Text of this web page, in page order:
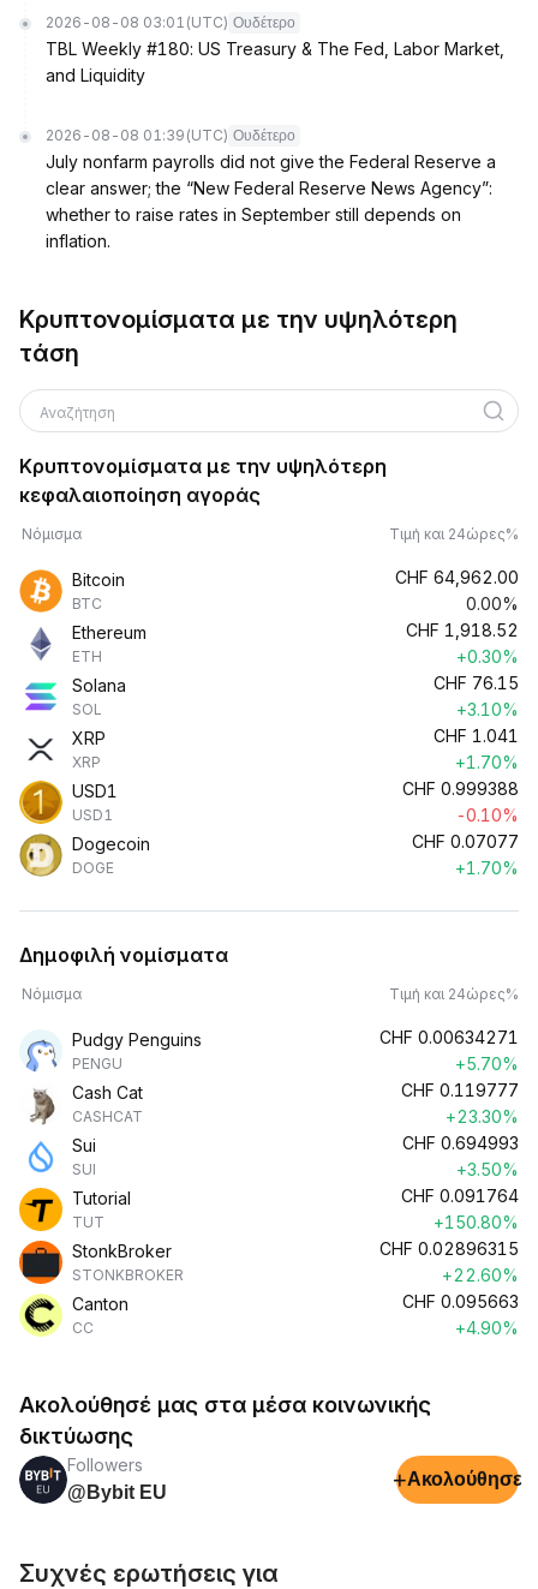
2026-08-08 03:01 (UTC) Ουδέτερο
TBL Weekly #180: US Treasury & The Fed, Labor Market,
and Liquidity
2026-08-08 01:39 (UTC) Ουδέτερο
July nonfarm payrolls did not give the Federal Reserve a
clear answer; the “New Federal Reserve News Agency”:
whether to raise rates in September still depends on
inflation.
Κρυπτονομίσματα με την υψηλότερη
τάση
Αναζήτηση
Κρυπτονομίσματα με την υψηλότερη
κεφαλαιοποίηση αγοράς
Νόμισμα Τιμή και 24ώρες%
Bitcoin
BTC
CHF 64,962.00
0.00%
Ethereum
ETH
CHF 1,918.52
+0.30%
Solana
SOL
CHF 76.15
+3.10%
XRP
XRP
CHF 1.041
+1.70%
USD1
USD1
CHF 0.999388
-0.10%
Dogecoin
DOGE
CHF 0.07077
+1.70%
Δημοφιλή νομίσματα
Νόμισμα Τιμή και 24ώρες%
Pudgy Penguins
PENGU
CHF 0.00634271
+5.70%
Cash Cat
CASHCAT
CHF 0.119777
+23.30%
Sui
SUI
CHF 0.694993
+3.50%
Tutorial
TUT
CHF 0.091764
+150.80%
StonkBroker
STONKBROKER
CHF 0.02896315
+22.60%
Canton
CC
CHF 0.095663
+4.90%
Ακολούθησέ μας στα μέσα κοινωνικής
δικτύωσης
Followers
@Bybit EU
+Ακολούθησε
Συχνές ερωτήσεις για